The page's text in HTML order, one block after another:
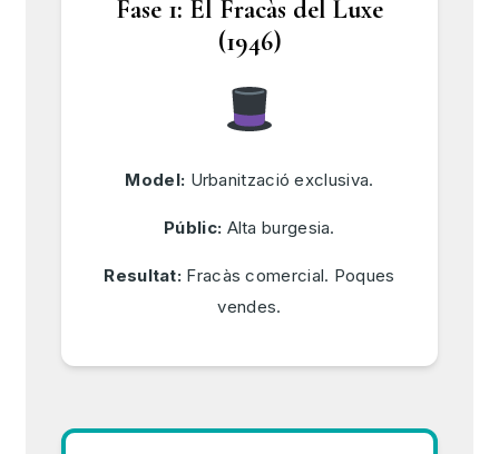
Fase 1: El Fracàs del Luxe
(1946)
Model: Urbanització exclusiva.
Públic: Alta burgesia.
Resultat: Fracàs comercial. Poques
vendes.